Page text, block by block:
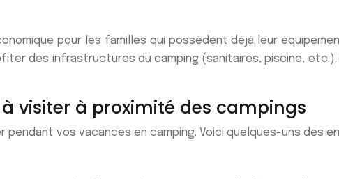
pour les familles qui possèdent déjà leur
des infrastructures du camping (sanitaires, piscine,
visiter à proximité des campings
vos vacances en camping. Voici quelques-uns des